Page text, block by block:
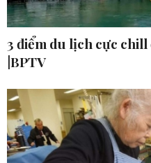
3 điểm du lịch cực
|BPTV